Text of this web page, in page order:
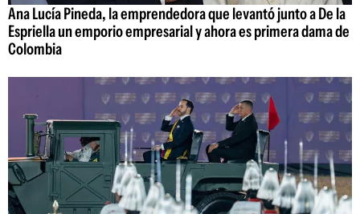
Ana Lucía Pineda, la emprendedora que levantó junto a De la
Espriella un emporio empresarial y ahora es primera dama de
Colombia